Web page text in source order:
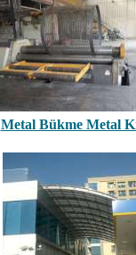
Metal Bükme Metal